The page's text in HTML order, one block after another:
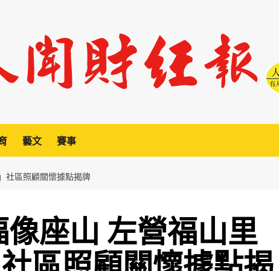
藝文 賽事
社區照顧關懷據點揭牌
座山 左營福山里